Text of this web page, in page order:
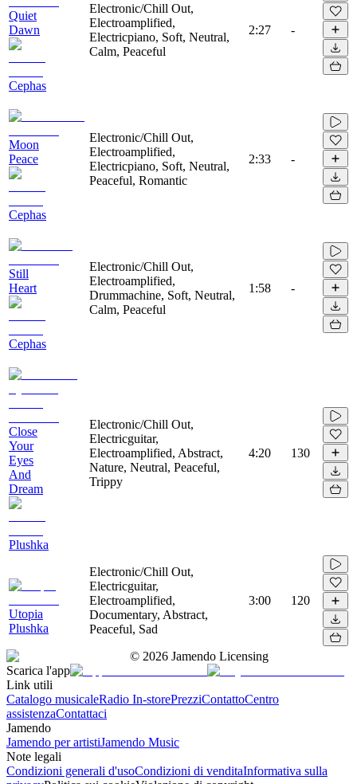
Quiet
Dawn
Cephas
Electronic/Chill Out,
Electroamplified,
Electricpiano, Soft, Neutral,
Calm, Peaceful
2:27 -
Moon
Peace
Cephas
Electronic/Chill Out,
Electroamplified,
Electricpiano, Soft, Neutral,
Peaceful, Romantic
2:33 -
Still
Heart
Cephas
Electronic/Chill Out,
Electroamplified,
Drummachine, Soft, Neutral,
Calm, Peaceful
1:58 -
Close
Your
Eyes
And
Dream
Plushka
Electronic/Chill Out,
Electricguitar,
Electroamplified, Abstract,
Nature, Neutral, Peaceful,
Trippy
4:20 130
Utopia
Plushka
Electronic/Chill Out,
Electricguitar,
Electroamplified,
Documentary, Abstract,
Peaceful, Sad
3:00 120
© 2026 Jamendo Licensing
Scarica l'app
Link utili
Catalogo musicaleRadio In-storePrezziContattoCentro
assistenzaContattaci
Jamendo
Jamendo per artistiJamendo Music
Note legali
Condizioni generali d'usoCondizioni di venditaInformativa sulla